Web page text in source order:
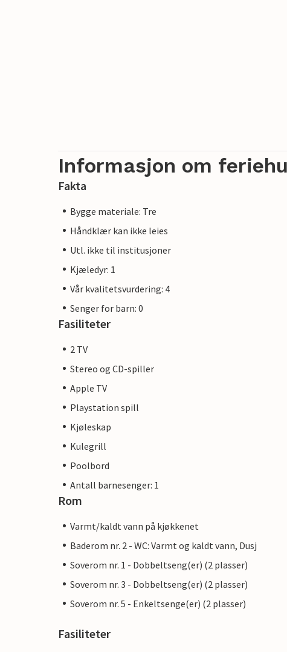
Informasjon om
Fakta
Bygge materiale: Tre
Håndklær kan ikke leies
Utl. ikke til institusjoner
Kjæledyr: 1
Vår kvalitetsvurdering: 4
Senger for barn: 0
Fasiliteter
2 TV
Stereo og CD-spiller
Apple TV
Playstation spill
Kjøleskap
Kulegrill
Poolbord
Antall barnesenger: 1
Rom
Varmt/kaldt vann på kjøkkenet
Baderom nr. 2 - WC: Varmt og kaldt vann, Dusj
Soverom nr. 1 - Dobbeltseng(er) (2 plasser)
Soverom nr. 3 - Dobbeltseng(er) (2 plasser)
Soverom nr. 5 - Enkeltsenge(er) (2 plasser)
Fasiliteter